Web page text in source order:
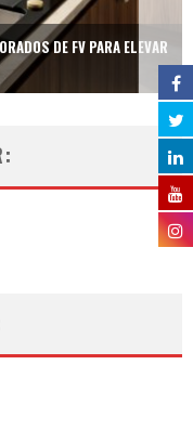
DE FV PARA ELEVAR